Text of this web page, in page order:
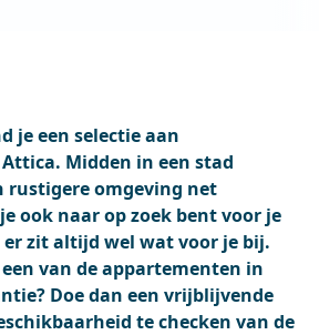
je een selectie aan
Midden in een stad
rustigere omgeving net
ook naar op zoek bent voor je
zit altijd wel wat voor je bij.
van de appartementen in
Doe dan een vrijblijvende
te checken van de